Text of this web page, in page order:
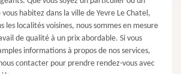
habitez dans la ville de Yevre Le Chatel,
les localités voisines, nous sommes en mesure
de qualité à un prix abordable. Si vous
informations à propos de nos services,
contacter pour prendre rendez-vous avec